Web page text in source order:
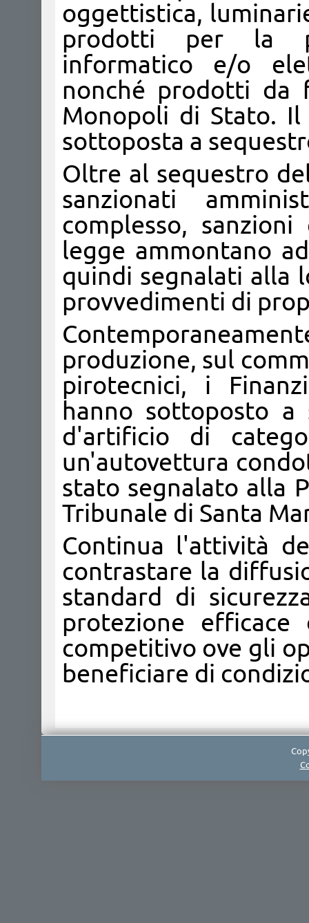
oggettistica,
prodotti per la
informatico e/o
nonché prodotti da
Monopoli di Stato. Il
sottoposta a
Oltre al sequestro
sanzionati
complesso,
legge ammontano
quindi segnalati alla
provvedimenti di
produzione, sul
pirotecnici, i
hanno sottoposto
d'artificio di
un'autovettura
stato segnalato alla
Tribunale di Santa
Continua l'attività
contrastare la
standard di
protezione
competitivo ove gli
beneficiare di